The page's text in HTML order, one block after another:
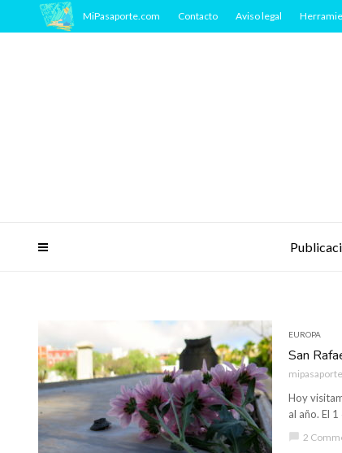
MiPasaporte.com Contacto Aviso legal
EUROPA
San
mipasaporte
Hoy
al año. El
chat_bubble 2